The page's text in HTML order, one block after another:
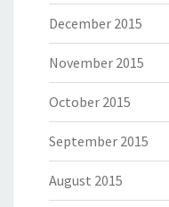
December 2015
November 2015
October 2015
September 2015
August 2015